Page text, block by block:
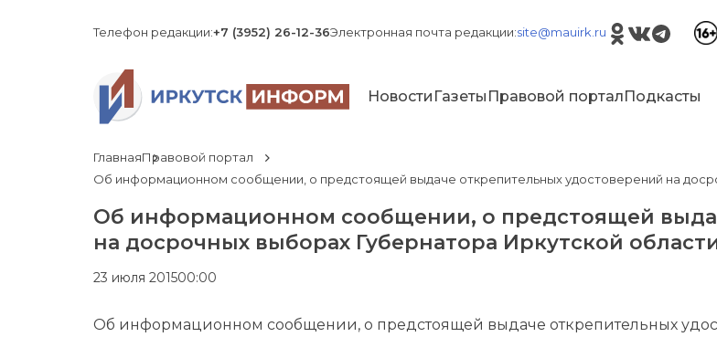
Телефон редакции:+7 (3952) 26-12-36Электронная почта редакции:site@mauirk.ru
Новости Газеты Правовой портал Подкасты
ГлавнаяПравовой портал
Об информационном сообщении, о предстоящей выдаче открепительных удостоверений на
Об информационном сообщении, о предстоящей
на досрочных выборах Губернатора Иркутской
23 июля 201500:00
Об информационном сообщении, о предстоящей выдаче открепительных